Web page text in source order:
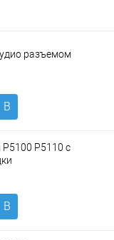
разъемом
В
P5110 с
В